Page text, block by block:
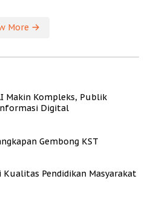
More
Makin Kompleks, Publik
Digital
Gembong KST
Pendidikan Masyarakat